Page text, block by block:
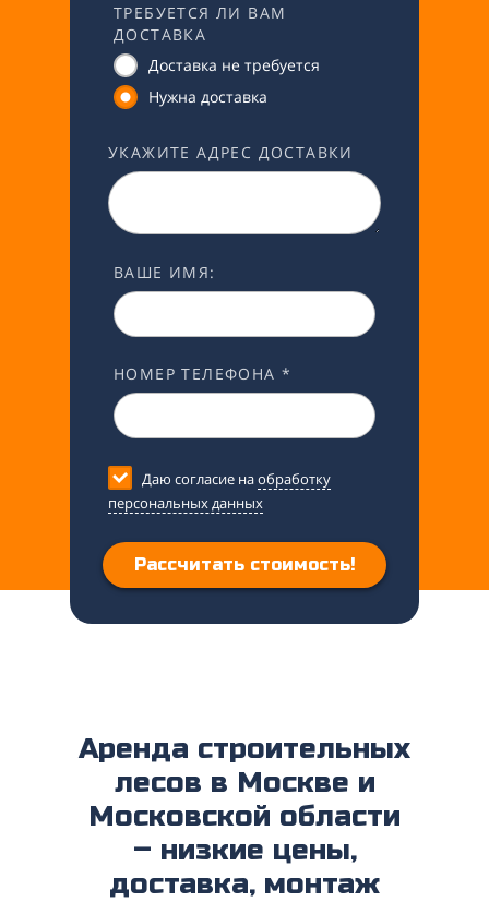
ТРЕБУЕТСЯ ЛИ ВАМ
ДОСТАВКА
Доставка не требуется
Нужна доставка
УКАЖИТЕ АДРЕС ДОСТАВКИ
ВАШЕ ИМЯ:
НОМЕР ТЕЛЕФОНА *
Даю согласие наобработку
персональных данных
Рассчитать стоимость!
Аренда строительных
лесов в Москве и
Московской области
– низкие цены,
доставка, монтаж